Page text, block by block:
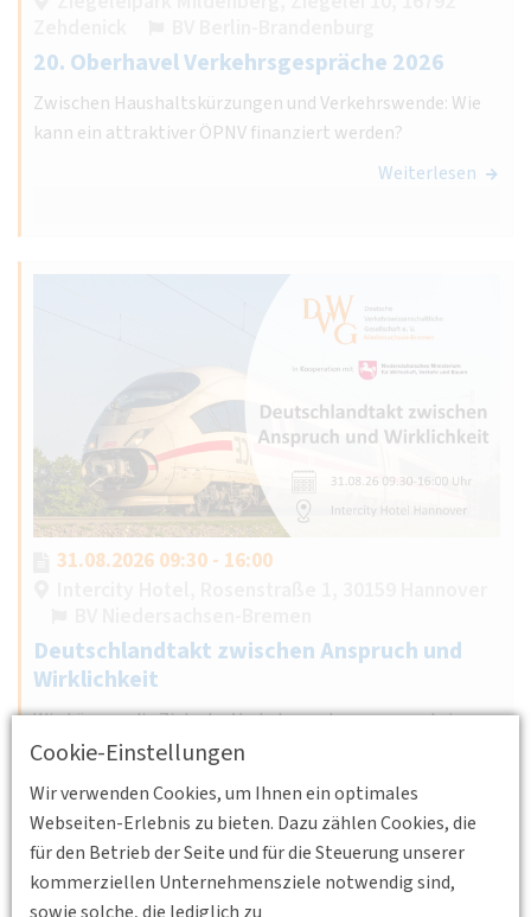
Cookie-Einstellungen
Wir verwenden Cookies, um Ihnen ein optimales
Webseiten-Erlebnis zu bieten. Dazu zählen Cookies, die
für den Betrieb der Seite und für die Steuerung unserer
kommerziellen Unternehmensziele notwendig sind,
sowie solche, die lediglich zu
20. Oberhavel Verkehrsgespräche 2026
Zwischen Haushaltskürzungen und Verkehrswende: Wie
kann ein attraktiver ÖPNV finanziert werden?
Weiterlesen
31.08.2026 09:30 - 16:00
Deutschlandtakt zwischen Anspruch und
Wirklichkeit
Wie können die Ziele der Verkehrsverlagerung und eines
verantwortungsvollen Energieeinsatzes erreicht werden
unter Sicherstellung der Finanzierung von Infrastruktur
und Betrieb?
Weiterlesen